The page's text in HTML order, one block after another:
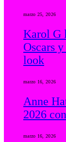
marzo 25, 2026
Karol G
Oscars
look
marzo 16, 2026
Anne
2026
marzo 16, 2026